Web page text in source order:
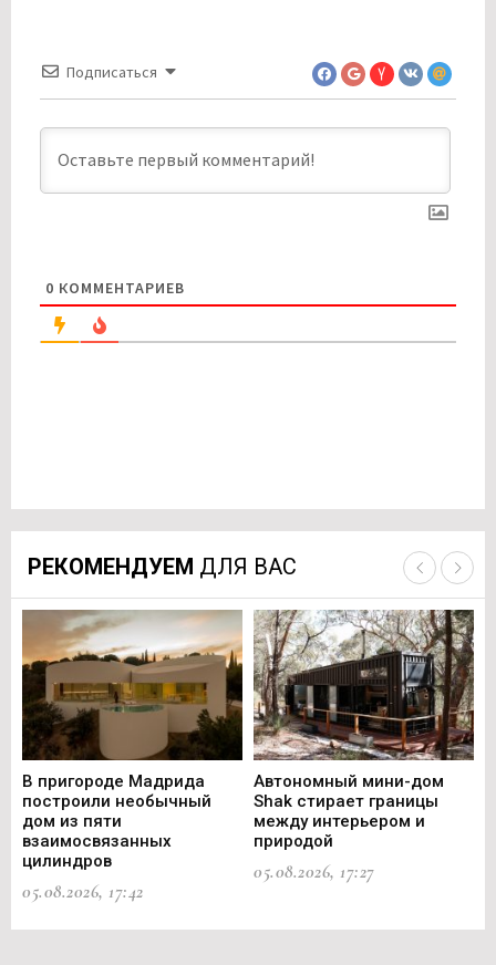
Подписаться
0 КОММЕНТАРИЕВ
РЕКОМЕНДУЕМ ДЛЯ ВАС
В пригороде Мадрида
построили необычный
дом из пяти
взаимосвязанных
цилиндров
05.08.2026, 17:42
Автономный мини-дом
Shak стирает границы
между интерьером и
природой
05.08.2026, 17:27